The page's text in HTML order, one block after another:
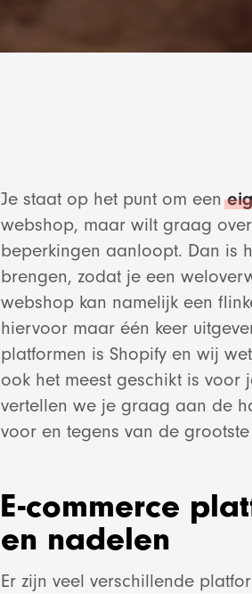
Je staat op het punt om een
webshop, maar wilt graag
beperkingen aanloopt. Dan is
brengen, zodat je een
webshop kan namelijk een
hiervoor maar één keer
platformen is Shopify en wij
ook het meest geschikt is voor
vertellen we je graag aan de
voor en tegens van de
E-commerce
en nadelen
Er zijn veel verschillende